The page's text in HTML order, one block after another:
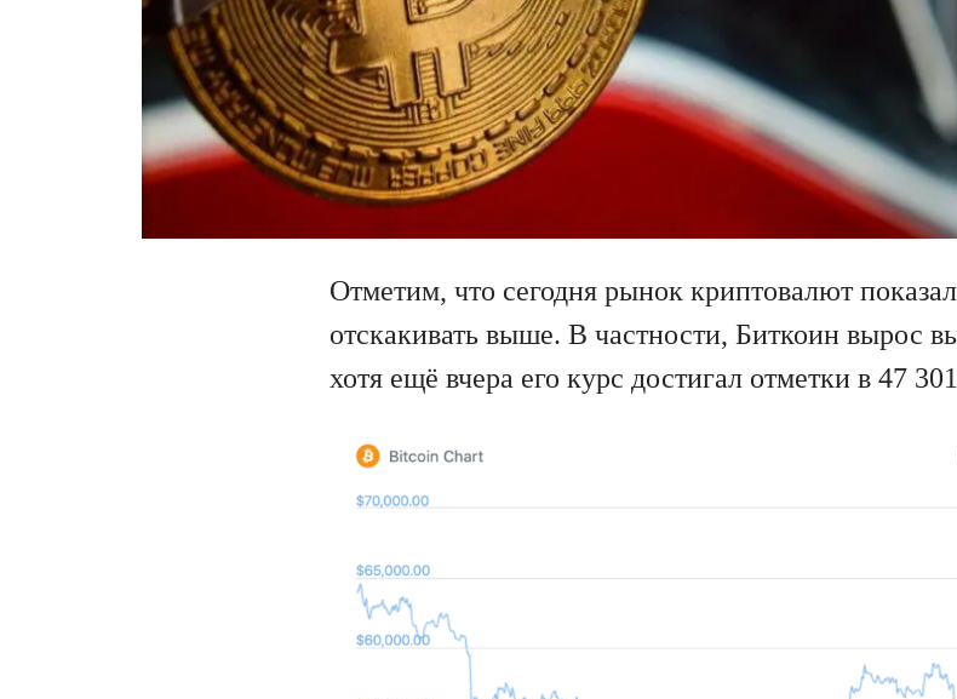
Отметим, что сегодня рынок криптовалют
отскакивать выше. В частности, Биткоин вырос
хотя ещё вчера его курс достигал отметки в 47